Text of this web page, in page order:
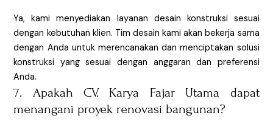
Ya, kami menyediakan layanan desain konstruksi sesuai
dengan kebutuhan klien. Tim desain kami akan bekerja sama
dengan Anda untuk merencanakan dan menciptakan solusi
konstruksi yang sesuai dengan anggaran dan preferensi
Anda.
7. Apakah CV. Karya Fajar Utama dapat
menangani proyek renovasi bangunan?